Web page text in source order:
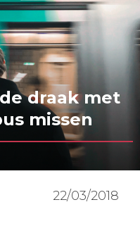
draak met
missen
22/03/2018